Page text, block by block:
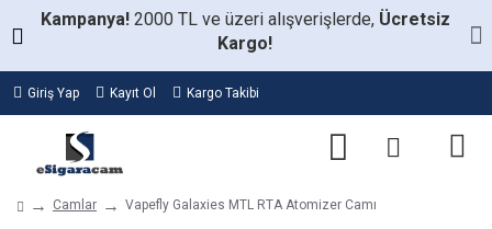
Kampanya! 2000 TL ve üzeri alışverişlerde, Ücretsiz
Kargo!
Giriş Yap Kayıt Ol Kargo Takibi
Camlar Vapefly Galaxies MTL RTA Atomizer Camı